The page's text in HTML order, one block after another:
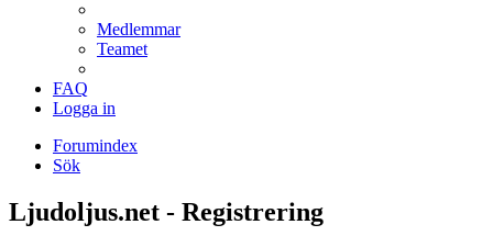
Medlemmar
Teamet
FAQ
Logga in
Forumindex
Sök
Ljudoljus.net - Registrering